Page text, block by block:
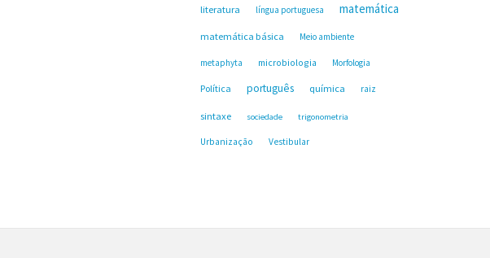
literatura língua portuguesa matemática
matemática básica Meio ambiente
metaphyta microbiologia Morfologia
Política português química raiz
sintaxe sociedade trigonometria
Urbanização Vestibular